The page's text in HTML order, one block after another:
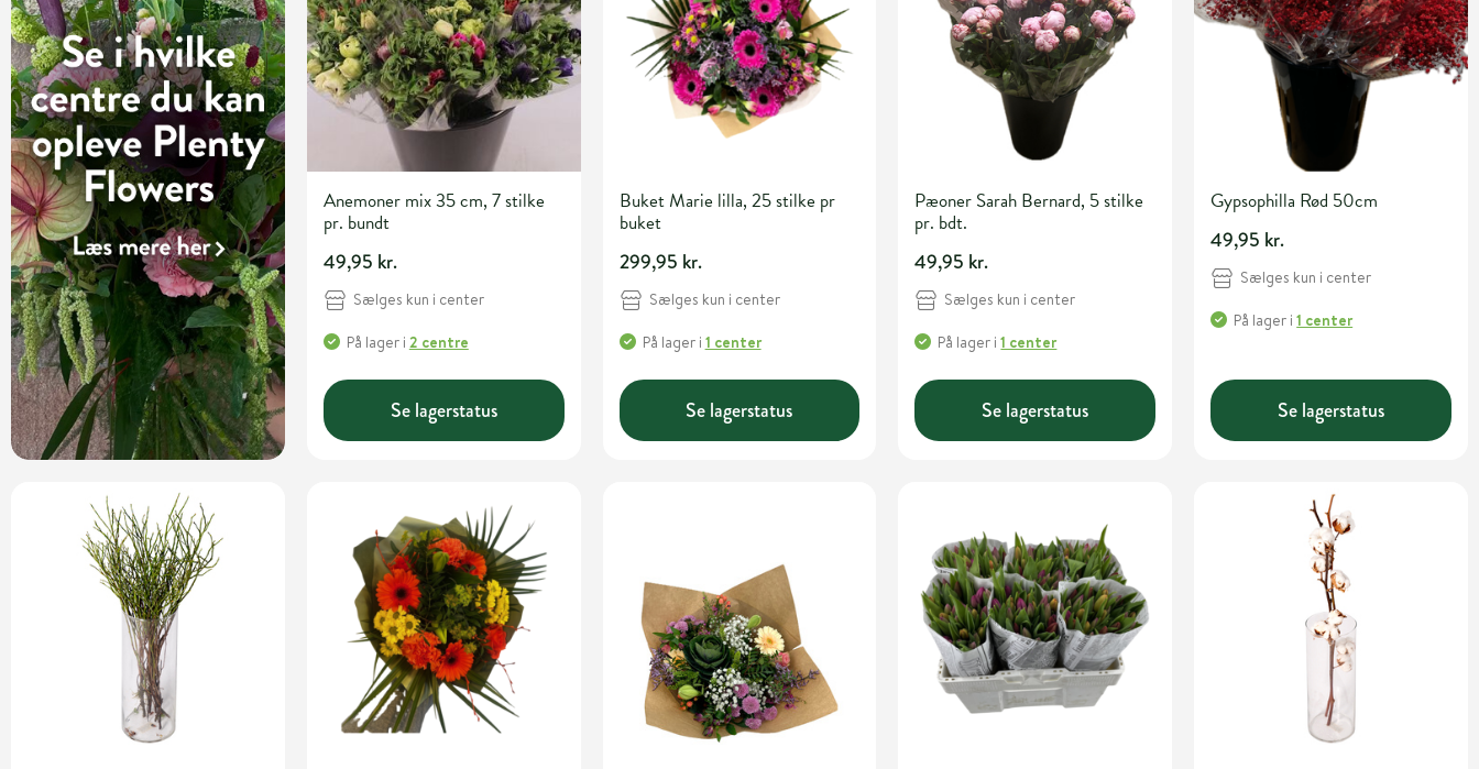
Anemoner mix 35 cm, 7 stilke
pr. bundt
49,95 kr.
Sælges kun i center
På lageri 2 centre
Se lagerstatus
Buket Marie lilla, 25 stilke pr
buket
299,95 kr.
Sælges kun i center
På lageri 1 center
Se lagerstatus
Pæoner Sarah Bernard, 5 stilke
pr. bdt.
49,95 kr.
Sælges kun i center
På lager i1 center
Se lagerstatus
Gypsophilla Rød 50cm
49,95 kr.
Sælges kun i center
På lager i1 center
Se lagerstatus